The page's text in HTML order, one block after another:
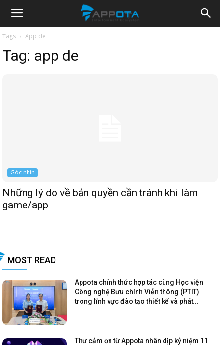
Appota
News
Tags App de
Tag: app de
Góc nhìn
Những lý do về bản quyền cần tránh khi làm
game/app
MOST READ
Appota chính thức hợp tác cùng Học viện
Công nghệ Bưu chính Viễn thông (PTIT)
trong lĩnh vực đào tạo thiết kế và phát...
Thư cảm ơn từ Appota nhân dịp kỷ niệm 11